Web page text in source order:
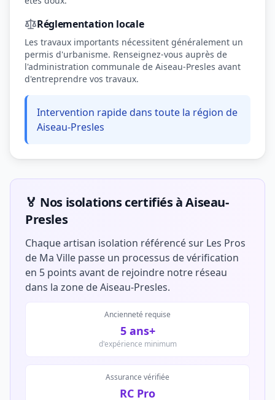
Réglementation locale
Les travaux importants nécessitent généralement un
permis d'urbanisme. Renseignez-vous auprès de
l'administration communale de Aiseau-Presles avant
d'entreprendre vos travaux.
Intervention rapide dans toute la région de
Aiseau-Presles
🏅 Nos isolations certifiés à Aiseau-
Presles
Chaque artisan isolation référencé sur Les Pros
de Ma Ville passe un processus de vérification
en 5 points avant de rejoindre notre réseau
dans la zone de Aiseau-Presles.
Ancienneté requise
5 ans+
d'expérience minimum
Assurance vérifiée
RC Pro